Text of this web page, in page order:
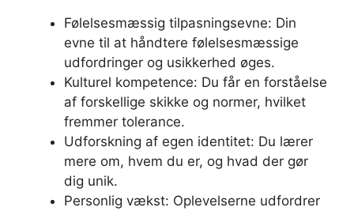
Følelsesmæssig tilpasningsevne: Din
evne til at håndtere følelsesmæssige
udfordringer og usikkerhed øges.
Kulturel kompetence: Du får en forståelse
af forskellige skikke og normer, hvilket
fremmer tolerance.
Udforskning af egen identitet: Du lærer
mere om, hvem du er, og hvad der gør
dig unik.
Personlig vækst: Oplevelserne udfordrer